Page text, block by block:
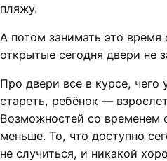
пляжу.
А потом занимать это время
открытые сегодня двери не
Про двери все в курсе,
стареть, ребёнок —
Возможностей со временем
меньше. То, что доступно
не случиться, и никакой